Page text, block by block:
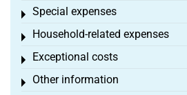
Special expenses
Toggle menu
Household-related expenses
Toggle menu
Exceptional costs
Toggle menu
Other information
Toggle menu